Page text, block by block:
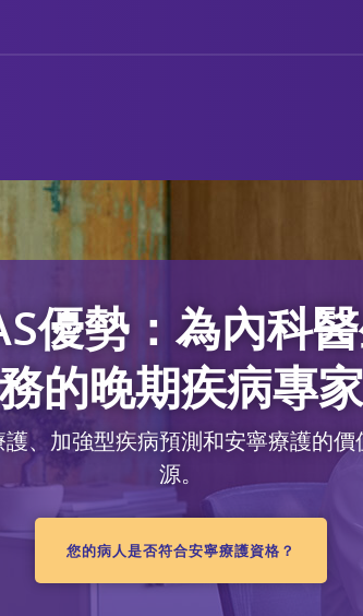
優勢：為內科
的晚期疾病專
、加強型疾病預測和安寧療護的價
源。
您的病人是否符合安寧療護資格？